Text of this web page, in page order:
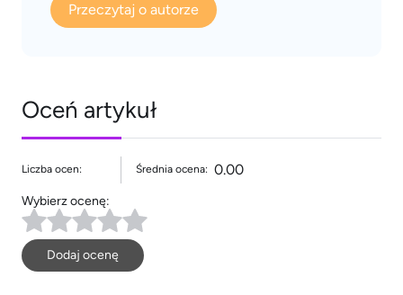
Przeczytaj o autorze
Oceń artykuł
Liczba ocen: Średnia ocena: 0.00
Wybierz ocenę:
Dodaj ocenę